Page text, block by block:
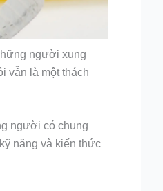
người xung
vẫn là một thách
người có chung
năng và kiến thức